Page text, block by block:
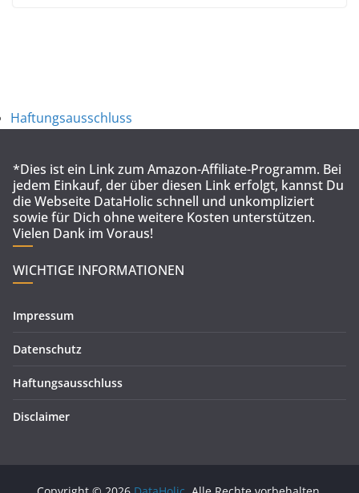
Haftungsausschluss
*Dies ist ein Link zum Amazon-Affiliate-Programm. Bei
jedem Einkauf, der über diesen Link erfolgt, kannst Du
die Webseite DataHolic schnell und unkompliziert
sowie für Dich ohne weitere Kosten unterstützen.
Vielen Dank im Voraus!
WICHTIGE INFORMATIONEN
Impressum
Datenschutz
Haftungsausschluss
Disclaimer